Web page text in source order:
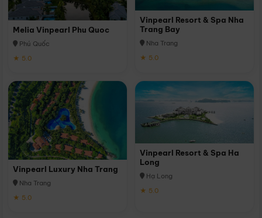
Melia Vinpearl Phu Quoc
Phú Quốc
★ 5.0
Vinpearl Resort & Spa Nha
Trang Bay
Nha Trang
★ 5.0
Vinpearl Luxury Nha Trang
Nha Trang
★ 5.0
Vinpearl Resort & Spa Ha
Long
Hạ Long
★ 5.0